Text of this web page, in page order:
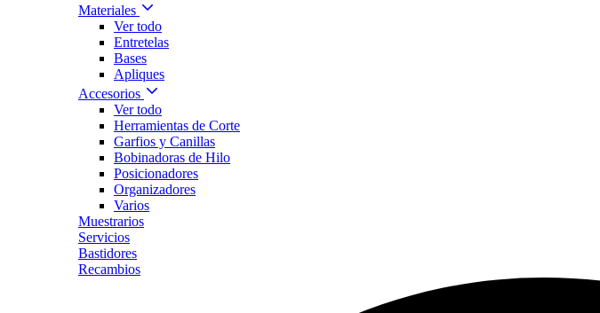
Materiales
Ver todo
Entretelas
Bases
Apliques
Accesorios
Ver todo
Herramientas de Corte
Garfios y Canillas
Bobinadoras de Hilo
Posicionadores
Organizadores
Varios
Muestrarios
Servicios
Bastidores
Recambios